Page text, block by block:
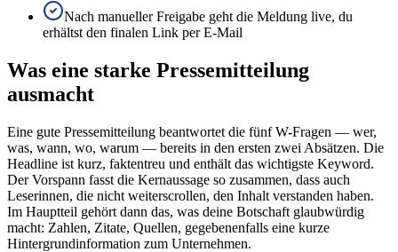
Nach manueller Freigabe geht die Meldung live, du
erhältst den finalen Link per E-Mail
Was eine starke Pressemitteilung
ausmacht
Eine gute Pressemitteilung beantwortet die fünf W-Fragen — wer,
was, wann, wo, warum — bereits in den ersten zwei Absätzen. Die
Headline ist kurz, faktentreu und enthält das wichtigste Keyword.
Der Vorspann fasst die Kernaussage so zusammen, dass auch
Leserinnen, die nicht weiterscrollen, den Inhalt verstanden haben.
Im Hauptteil gehört dann das, was deine Botschaft glaubwürdig
macht: Zahlen, Zitate, Quellen, gegebenenfalls eine kurze
Hintergrundinformation zum Unternehmen.